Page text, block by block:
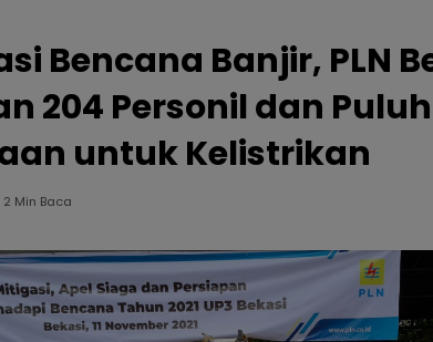
Bencana Banjir, PLN
204 Personil dan
untuk Kelistrikan
2 Min Baca